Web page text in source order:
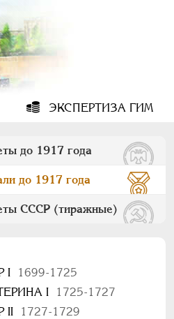
ЭКСПЕРТИЗА ГИМ
до 1917 года
до 1917 года
СССР (тиражные)
I
1699-1725
I
1725-1727
II
1727-1729